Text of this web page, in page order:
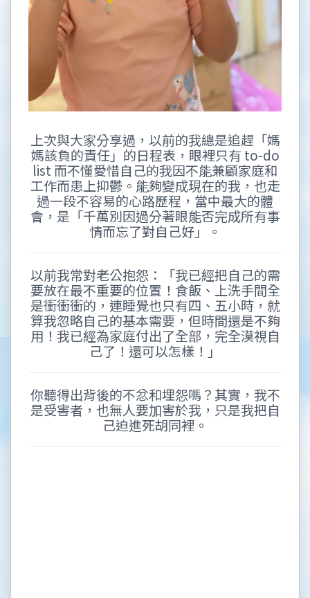
上次與大家分享過，以前的我總是追趕「媽
媽該負的責任」的日程表，眼裡只有 to-do
list 而不懂愛惜自己的我因不能兼顧家庭和
工作而患上抑鬱。能夠變成現在的我，也走
過一段不容易的心路歷程，當中最大的體
會，是「千萬別因過分著眼能否完成所有事
情而忘了對自己好」。
以前我常對老公抱怨：「我已經把自己的需
要放在最不重要的位置！食飯、上洗手間全
是衝衝衝的，連睡覺也只有四、五小時，就
算我忽略自己的基本需要，但時間還是不夠
用！我已經為家庭付出了全部，完全漠視自
己了！還可以怎樣！」
你聽得出背後的不忿和埋怨嗎？其實，我不
是受害者，也無人要加害於我，只是我把自
己迫進死胡同裡。